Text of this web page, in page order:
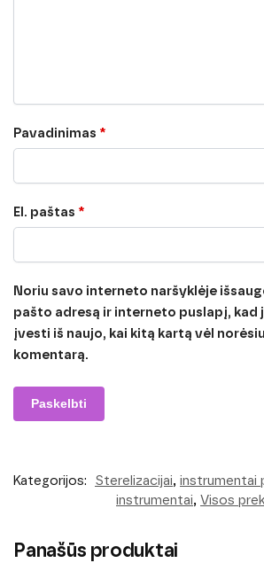
Pavadinimas *
El. paštas *
Noriu savo interneto naršyklėje
pašto adresą ir interneto puslapį, kad
įvesti iš naujo, kai kitą kartą vėl
komentarą.
Kategorijos: Sterelizacijai, instrumentai
instrumentai, Visos
Panašūs produktai